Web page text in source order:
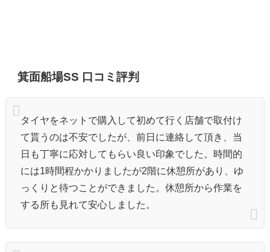
箕面船場SS 口コミ評判
タイヤをネットで購入して初めて行く店舗で取付け
て貰うのは不安でしたが、前日に連絡して頂き、当
日も丁寧に応対してもらい良い印象でした。時間的
には1時間程かかりましたが2階に休憩所があり、ゆ
っくりと待つことができました。休憩所から作業を
する所も見れて安心しました。